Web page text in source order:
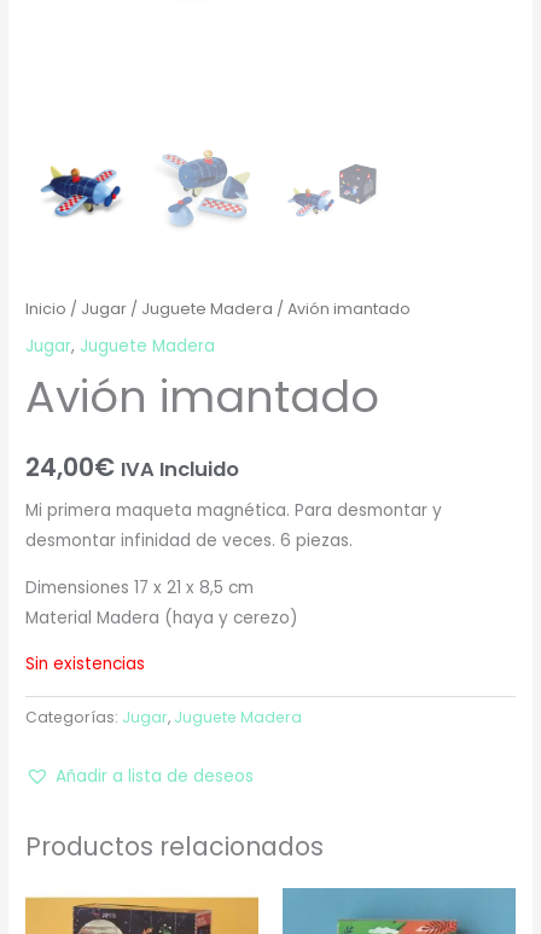
Inicio / Jugar / Juguete Madera / Avión imantado
Jugar, Juguete Madera
Avión imantado
24,00€ IVA Incluido
Mi primera maqueta magnética. Para desmontar y
desmontar infinidad de veces. 6 piezas.
Dimensiones 17 x 21 x 8,5 cm
Material Madera (haya y cerezo)
Sin existencias
Categorías: Jugar, Juguete Madera
Añadir a lista de deseos
Productos relacionados